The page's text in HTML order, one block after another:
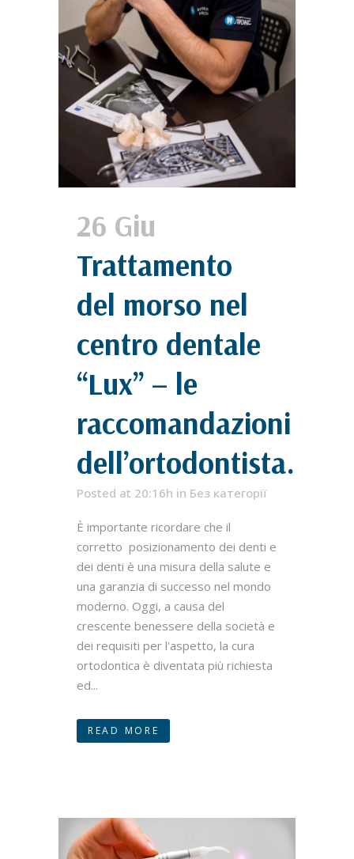
26 Giu
Trattamento
del morso nel
centro dentale
“Lux” – le
raccomandazioni
dell’ortodontista.
Posted at 20:16h in Без категорії
È importante ricordare che il
corretto posizionamento dei denti e
dei denti è una misura della salute e
una garanzia di successo nel mondo
moderno. Oggi, a causa del
crescente benessere della società e
dei requisiti per l'aspetto, la cura
ortodontica è diventata più richiesta
ed...
READ MORE